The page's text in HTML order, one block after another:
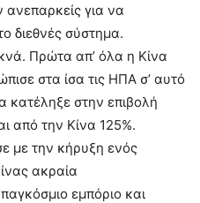
ανεπαρκείς για να
διεθνές σύστημα.
Πρώτα απ’ όλα η Κίνα
στα ίσα τις ΗΠΑ σ’ αυτό
κατέληξε στην επιβολή
από την Κίνα 125%.
με την κήρυξη ενός
ακραία
εμπόριο και